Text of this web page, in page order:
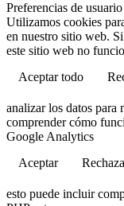
Preferencias de usuario
Utilizamos cookies
en nuestro sitio web.
este sitio web no
Aceptar todo
analizar los datos
comprender cómo
Google Analytics
Aceptar
esto puede incluir